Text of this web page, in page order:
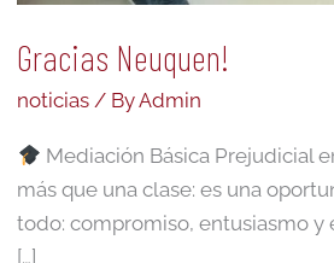
Gracias Neuquen!
noticias / ByAdmin
Mediación Básica Prejudicial
más que una clase: es una
todo: compromiso, entusiasmo
[…]